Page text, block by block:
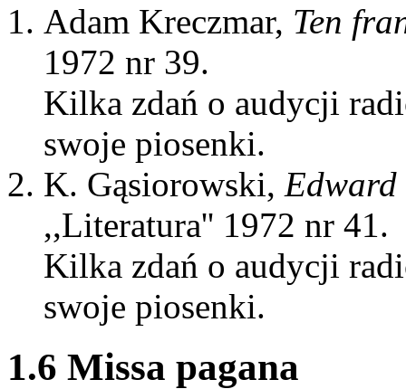
Adam Kreczmar, Ten
1972 nr 39.
Kilka zdań o audycji
swoje piosenki.
K. Gąsiorowski, Edward
,,Literatura'' 1972 nr 41.
Kilka zdań o audycji
swoje piosenki.
1.6 Missa pagana